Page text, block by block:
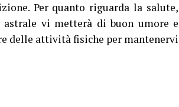
Per quanto riguarda la salute,
astrale vi metterà di buon umore e
delle attività fisiche per mantenervi